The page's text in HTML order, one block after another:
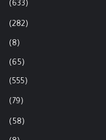
(633)
(282)
(8)
(65)
(555)
(79)
(58)